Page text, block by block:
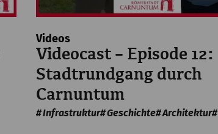
Videos
Videocast – Episode 12:
Stadtrundgang durch
Carnuntum
Infrastruktur Geschichte Architektur